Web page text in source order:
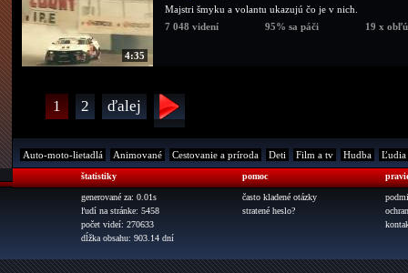
4:35
Majstri šmyku a volantu ukazujú čo je v nich.
7 048 videní
95% sa páči 19 x
1 2 ďalej
Auto-moto-lietadlá Animované Cestovanie a príroda Deti Film a tv Hudba Ľudia
štatistiky
generované za: 0.01s
ľudí na stránke: 5458
počet videí: 270633
dĺžka obsahu: 903.14 dní
pomoc
často kladené otázky
stratené heslo?